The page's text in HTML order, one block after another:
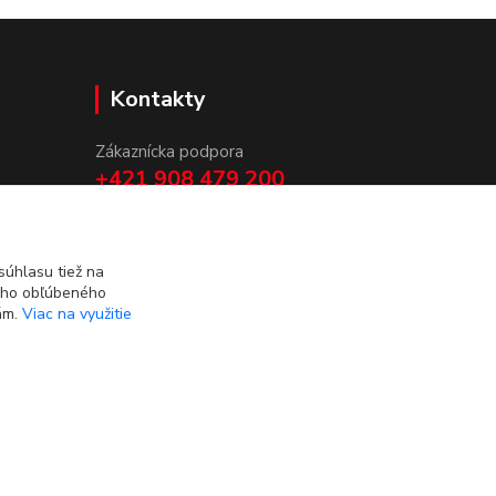
Kontakty
Zákaznícka podpora
+421 908 479 200
tiež na
obľúbeného
Viac na využitie